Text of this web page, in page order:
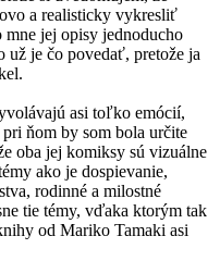
a realisticky vykresliť
mne jej opisy jednoducho
už je čo povedať, pretože ja
asi toľko emócií,
ňom by som bola určite
oba jej komiksy sú vizuálne
ako je dospievanie,
rodinné a milostné
tie témy, vďaka ktorým tak
od Mariko Tamaki asi